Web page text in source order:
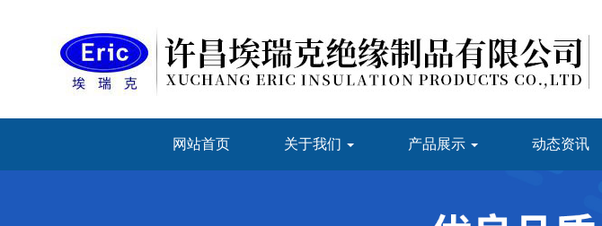
网站首页 关于我们 产品展示 动态资讯